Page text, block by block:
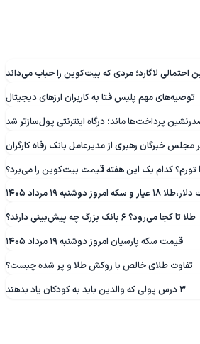
احتمالی لاگارد؛ مردی که بیت‌کوین را حباب می‌داند
توصیه‌های مهم پلیس فتا به کاربران ارزهای دیجیتال
پرداخت‌ها ماند؛ درگاه اینترنتی پول‌سازتر شد
مجلس خبرگان رهبری از مدیرعامل بانک رفاه کارگران
تورم؟ کدام یک این هفته قیمت بیت‌کوین را می‌برد؟
و سکه امروز دوشنبه ۱۹ مرداد ۱۴۰۵
طلا تا کجا می‌رود؟ ۶ بانک بزرگ چه پیش‌بینی‌ دارند؟
قیمت سکه پارسیان امروز دوشنبه ۱۹ مرداد ۱۴۰۵
تفاوت طلای خالص با روکش طلا و پر شده چیست؟
۳ درس پولی که والدین باید به کودکان یاد بدهند